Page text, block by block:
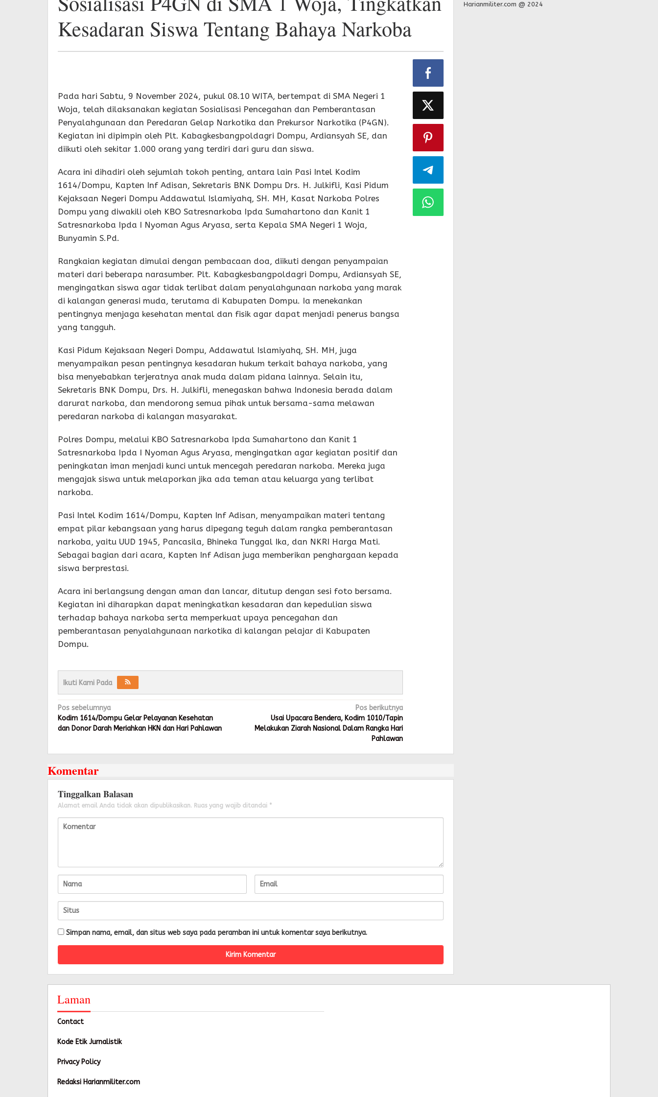
Kesadaran Siswa Tentang Bahaya Narkoba
Pada hari Sabtu, 9 November 2024, pukul 08.10 WITA, bertempat di SMA Negeri 1
Woja, telah dilaksanakan kegiatan Sosialisasi Pencegahan dan Pemberantasan
Penyalahgunaan dan Peredaran Gelap Narkotika dan Prekursor Narkotika (P4GN).
Kegiatan ini dipimpin oleh Plt. Kabagkesbangpoldagri Dompu, Ardiansyah SE, dan
diikuti oleh sekitar 1.000 orang yang terdiri dari guru dan siswa.
Acara ini dihadiri oleh sejumlah tokoh penting, antara lain Pasi Intel Kodim
1614/Dompu, Kapten Inf Adisan, Sekretaris BNK Dompu Drs. H. Julkifli, Kasi Pidum
Kejaksaan Negeri Dompu Addawatul Islamiyahq, SH. MH, Kasat Narkoba Polres
Dompu yang diwakili oleh KBO Satresnarkoba Ipda Sumahartono dan Kanit 1
Satresnarkoba Ipda I Nyoman Agus Aryasa, serta Kepala SMA Negeri 1 Woja,
Bunyamin S.Pd.
Rangkaian kegiatan dimulai dengan pembacaan doa, diikuti dengan penyampaian
materi dari beberapa narasumber. Plt. Kabagkesbangpoldagri Dompu, Ardiansyah SE,
mengingatkan siswa agar tidak terlibat dalam penyalahgunaan narkoba yang marak
di kalangan generasi muda, terutama di Kabupaten Dompu. Ia menekankan
pentingnya menjaga kesehatan mental dan fisik agar dapat menjadi penerus bangsa
yang tangguh.
Kasi Pidum Kejaksaan Negeri Dompu, Addawatul Islamiyahq, SH. MH, juga
menyampaikan pesan pentingnya kesadaran hukum terkait bahaya narkoba, yang
bisa menyebabkan terjeratnya anak muda dalam pidana lainnya. Selain itu,
Sekretaris BNK Dompu, Drs. H. Julkifli, menegaskan bahwa Indonesia berada dalam
darurat narkoba, dan mendorong semua pihak untuk bersama-sama melawan
peredaran narkoba di kalangan masyarakat.
Polres Dompu, melalui KBO Satresnarkoba Ipda Sumahartono dan Kanit 1
Satresnarkoba Ipda I Nyoman Agus Aryasa, mengingatkan agar kegiatan positif dan
peningkatan iman menjadi kunci untuk mencegah peredaran narkoba. Mereka juga
mengajak siswa untuk melaporkan jika ada teman atau keluarga yang terlibat
narkoba.
Pasi Intel Kodim 1614/Dompu, Kapten Inf Adisan, menyampaikan materi tentang
empat pilar kebangsaan yang harus dipegang teguh dalam rangka pemberantasan
narkoba, yaitu UUD 1945, Pancasila, Bhineka Tunggal Ika, dan NKRI Harga Mati.
Sebagai bagian dari acara, Kapten Inf Adisan juga memberikan penghargaan kepada
siswa berprestasi.
Acara ini berlangsung dengan aman dan lancar, ditutup dengan sesi foto bersama.
Kegiatan ini diharapkan dapat meningkatkan kesadaran dan kepedulian siswa
terhadap bahaya narkoba serta memperkuat upaya pencegahan dan
pemberantasan penyalahgunaan narkotika di kalangan pelajar di Kabupaten
Dompu.
Ikuti Kami Pada
Navigasi
pos
Pos sebelumnya
Kodim 1614/Dompu Gelar Pelayanan Kesehatan
dan Donor Darah Meriahkan HKN dan Hari Pahlawan
Pos berikutnya
Usai Upacara Bendera, Kodim 1010/Tapin
Melakukan Ziarah Nasional Dalam Rangka Hari
Pahlawan
Komentar
Tinggalkan Balasan
Alamat email Anda tidak akan dipublikasikan. Ruas yang wajib ditandai *
Simpan nama, email, dan situs web saya pada peramban ini untuk komentar saya berikutnya.
Harianmiliter.com @ 2024
Laman
Contact
Kode Etik Jurnalistik
Privacy Policy
Redaksi Harianmiliter.com